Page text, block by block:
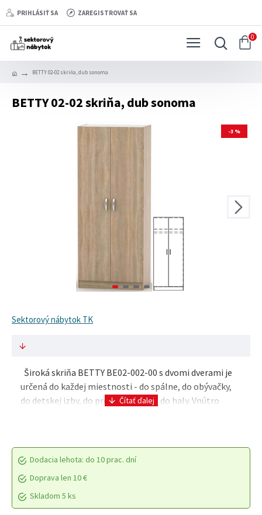
PRIHLÁSIŤ SA ZAREGISTROVAŤ SA
0
BETTY 02-02 skriňa, dub sonoma
BETTY 02-02 skriňa, dub sonoma
-3 %
Sektorový nábytok TK
Široká skriňa BETTY BE02-002-00 s dvomi dverami je
určená do každej miestnosti - do spálne, do obývačky,
do detskej izby, do predsiene alebo do haly. Vnútro
Dodacia lehota: do 10 prac. dní
Doprava len 10 €
Skladom 5 ks